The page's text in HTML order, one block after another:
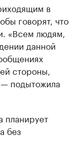
в
говорят, что
«Всем людям,
данной
стороны,
подытожила
планирует
без